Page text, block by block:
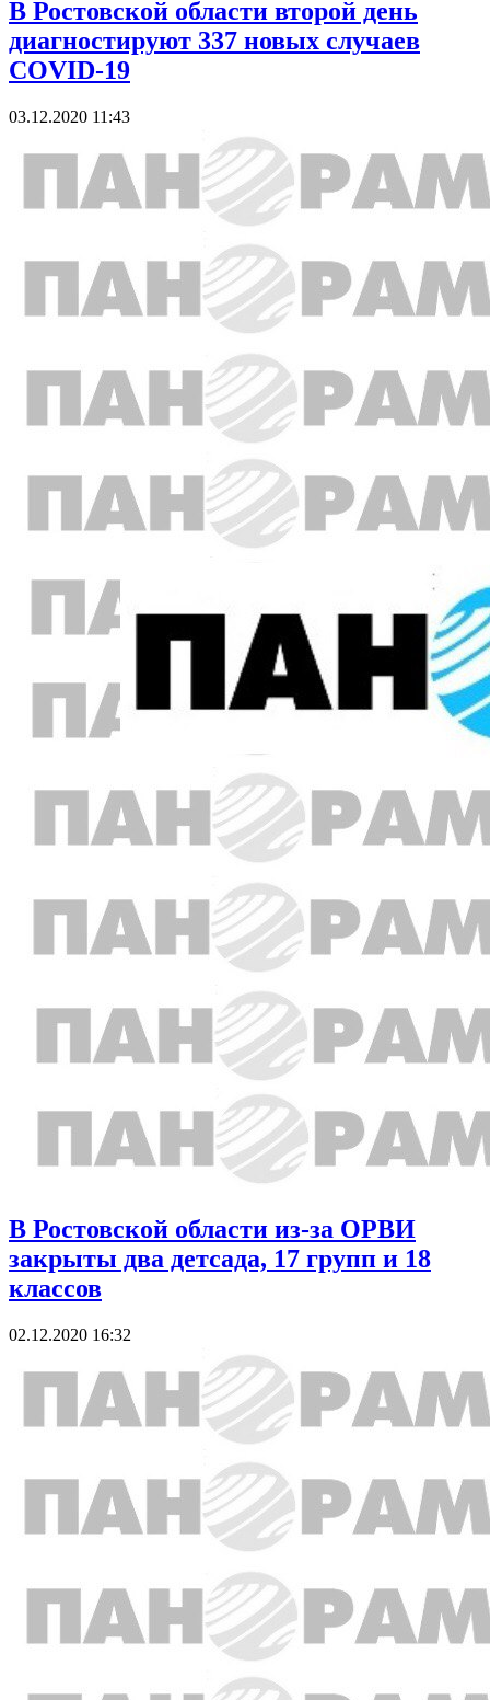
В Ростовской области второй день
диагностируют 337 новых случаев
COVID-19
03.12.2020 11:43
В Ростовской области из-за ОРВИ
закрыты два детсада, 17 групп и 18
классов
02.12.2020 16:32